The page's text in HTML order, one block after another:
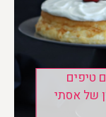
טיפים
של אסתי